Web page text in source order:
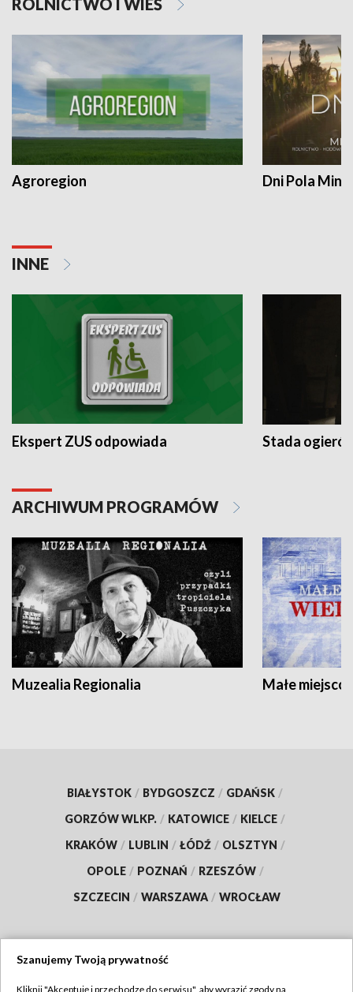
Agroregion Dni Pola
INNE
Ekspert ZUS odpowiada Stada
ARCHIWUM PROGRAMÓW
Muzealia Regionalia Małe
BIAŁYSTOK / BYDGOSZCZ / GDAŃSK /
GORZÓW WLKP. / KATOWICE / KIELCE /
KRAKÓW / LUBLIN / ŁÓDŹ / OLSZTYN /
OPOLE / POZNAŃ / RZESZÓW /
SZCZECIN / WARSZAWA / WROCŁAW
Szanujemy Twoją prywatność
Kliknij "Akceptuję i przechodzę do serwisu", aby wyrazić zgody na